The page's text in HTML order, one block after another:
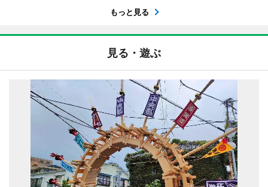
もっと見る
見る・遊ぶ